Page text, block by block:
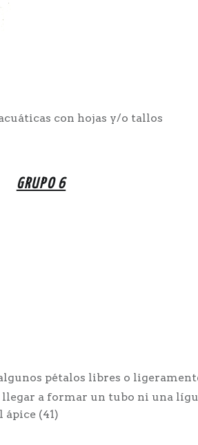
con hojas y/o tallos
GRUPO 6
pétalos libres o
llegar a formar un tubo ni una
ápice (41)